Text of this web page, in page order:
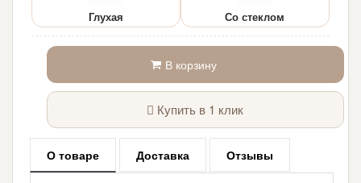
Глухая Со стеклом
В корзину
Купить в 1 клик
О товаре Доставка Отзывы